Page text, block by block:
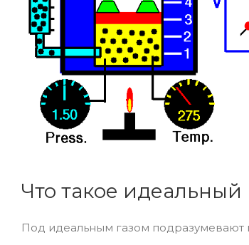
Что такое идеальный
Под идеальным газом подразумевают